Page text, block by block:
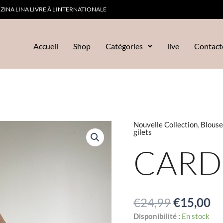
ZINA LINA LIVRE À L’INTERNATIONALE
Accueil Shop Catégories live
Nouvelle Collection,
gilets
€24,99
Le
était :
€24,99.
€15,00
Le
Disponibilité : En stock
quantité
de
Lili